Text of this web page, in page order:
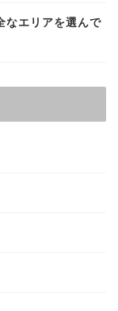
なエリアを選んで